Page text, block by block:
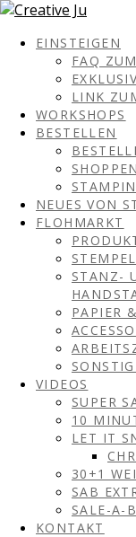
EINSTEIGEN
FAQ
LINK
WORKSHOPS
BESTELLEN
NEUES VON
FLOHMARKT
STANZ-
PAPIER
VIDEOS
SUPER
10
LET IT
30+1
SAB
SALE-A-
KONTAKT